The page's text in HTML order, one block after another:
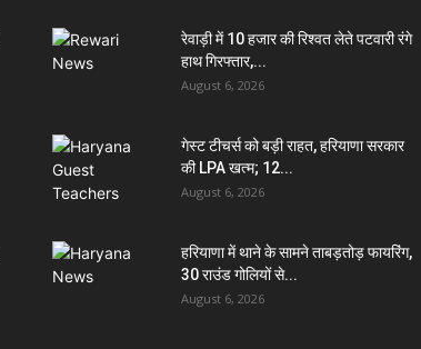
रेवाड़ी में 10 हजार की रिश्वत लेते पटवारी रंगे
हाथ गिरफ्तार,...
August 6, 2026
गेस्ट टीचर्स को बड़ी राहत, हरियाणा सरकार
की LPA खत्म; 12...
August 6, 2026
हरियाणा में थाने के सामने ताबड़तोड़ फायरिंग,
30 राउंड गोलियों से...
August 6, 2026